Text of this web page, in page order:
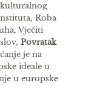
Roba
Vječiti
Povratak
je na
ideale u
u europske